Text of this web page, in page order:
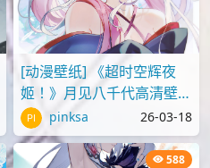
[动漫壁纸] 《超时空辉夜
姬！》月见八千代高清壁纸
图片 pinksa 26-03-18
588